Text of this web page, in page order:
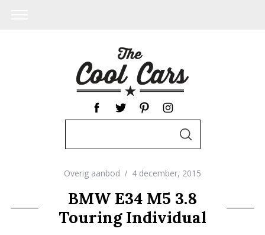
r
c
h
f
S
E
C
H
Overig aanbod 4 december, 2015
BMW E34 M5 3.8
Touring Individual